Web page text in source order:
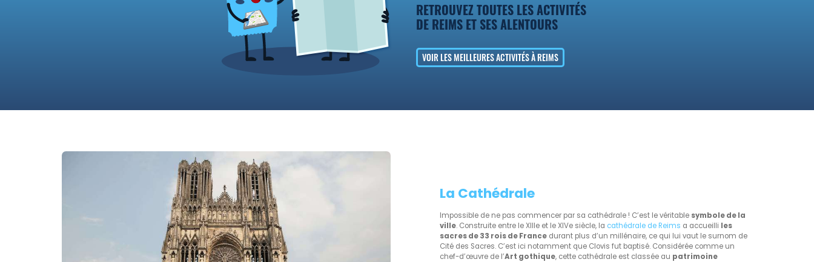
RETROUVEZ TOUTES LES ACTIVITÉS
DE REIMS ET SES ALENTOURS
VOIR LES MEILLEURES ACTIVITÉS À REIMS
La Cathédrale
Impossible de ne pas commencer par sa cathédrale ! C’est le véritable symbole de la
ville. Construite entre le XIIIe et le XIVe siècle, la cathédrale de Reims a accueilli les
sacres de 33 rois de France durant plus d’un millénaire, ce qui lui vaut le surnom de
Cité des Sacres. C’est ici notamment que Clovis fut baptisé. Considérée comme un
chef-d’œuvre de l’Art gothique, cette cathédrale est classée au patrimoine